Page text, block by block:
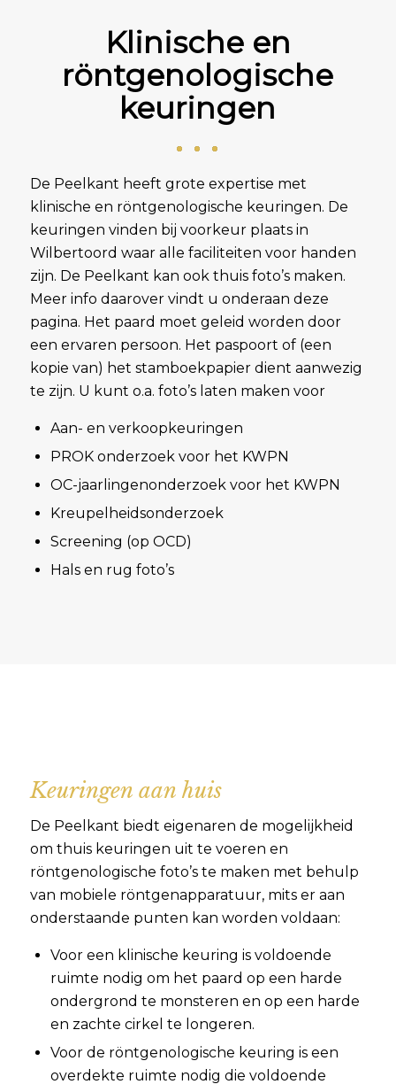
Klinische en
röntgenologische
keuringen
De Peelkant heeft grote expertise met
klinische en röntgenologische keuringen. De
keuringen vinden bij voorkeur plaats in
Wilbertoord waar alle faciliteiten voor handen
zijn. De Peelkant kan ook thuis foto’s maken.
Meer info daarover vindt u onderaan deze
pagina. Het paard moet geleid worden door
een ervaren persoon. Het paspoort of (een
kopie van) het stamboekpapier dient aanwezig
te zijn. U kunt o.a. foto’s laten maken voor
Aan- en verkoopkeuringen
PROK onderzoek voor het KWPN
OC-jaarlingenonderzoek voor het KWPN
Kreupelheidsonderzoek
Screening (op OCD)
Hals en rug foto’s
Keuringen aan huis
De Peelkant biedt eigenaren de mogelijkheid
om thuis keuringen uit te voeren en
röntgenologische foto’s te maken met behulp
van mobiele röntgenapparatuur, mits er aan
onderstaande punten kan worden voldaan:
Voor een klinische keuring is voldoende
ruimte nodig om het paard op een harde
ondergrond te monsteren en op een harde
en zachte cirkel te longeren.
Voor de röntgenologische keuring is een
overdekte ruimte nodig die voldoende